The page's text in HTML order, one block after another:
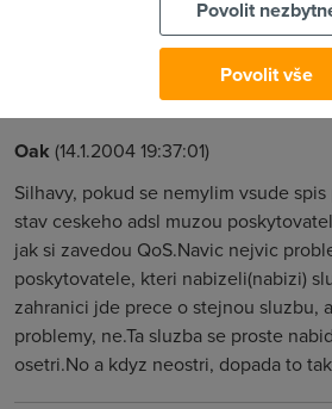
nejvíc na světě. A p. Šilhavý by to
zavedením samých datových limitů.
rouzumět problematice ADSL :))).
Oak (14.1.2004 19:37:01)
Silhavy, pokud se nemylim vsude
stav ceskeho adsl muzou
jak si zavedou QoS.Navic nejvic
poskytovatele, kteri nabizeli(nabizi)
zahranici jde prece o stejnou sluzbu,
problemy, ne.Ta sluzba se proste
osetri.No a kdyz neostri, dopada to
Povolit
Povolit vše